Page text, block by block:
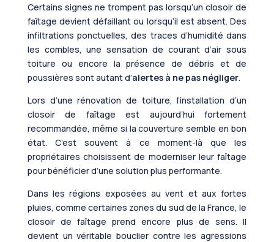
Certains signes ne trompent pas lorsqu’un closoir de
faîtage devient défaillant ou lorsqu’il est absent. Des
infiltrations ponctuelles, des traces d’humidité dans
les combles, une sensation de courant d’air sous
toiture ou encore la présence de débris et de
poussières sont autant d’alertes à ne pas négliger.
Lors d’une rénovation de toiture, l’installation d’un
closoir de faîtage est aujourd’hui fortement
recommandée, même si la couverture semble en bon
état. C’est souvent à ce moment-là que les
propriétaires choisissent de moderniser leur faîtage
pour bénéficier d’une solution plus performante.
Dans les régions exposées au vent et aux fortes
pluies, comme certaines zones du sud de la France, le
closoir de faîtage prend encore plus de sens. Il
devient un véritable bouclier contre les agressions